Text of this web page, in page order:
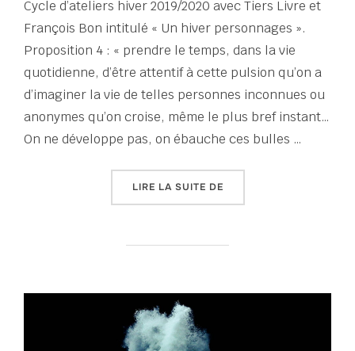
Cycle d’ateliers hiver 2019/2020 avec Tiers Livre et
François Bon intitulé « Un hiver personnages ».
Proposition 4 : « prendre le temps, dans la vie
quotidienne, d’être attentif à cette pulsion qu’on a
d’imaginer la vie de telles personnes inconnues ou
anonymes qu’on croise, même le plus bref instant…
On ne développe pas, on ébauche ces bulles …
LIRE LA SUITE DE« UN HIVER